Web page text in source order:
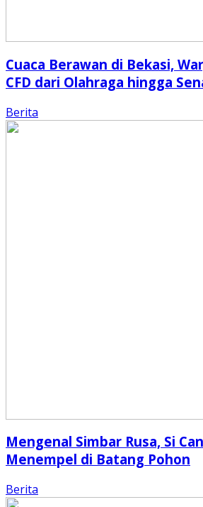
Cuaca Berawan di Bekasi,
CFD dari Olahraga hingga
Berita
Mengenal Simbar Rusa, Si
Menempel di Batang Pohon
Berita